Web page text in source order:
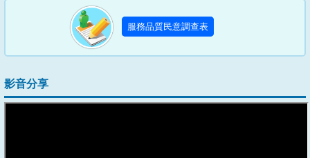
服務品質民意調查表
影音分享